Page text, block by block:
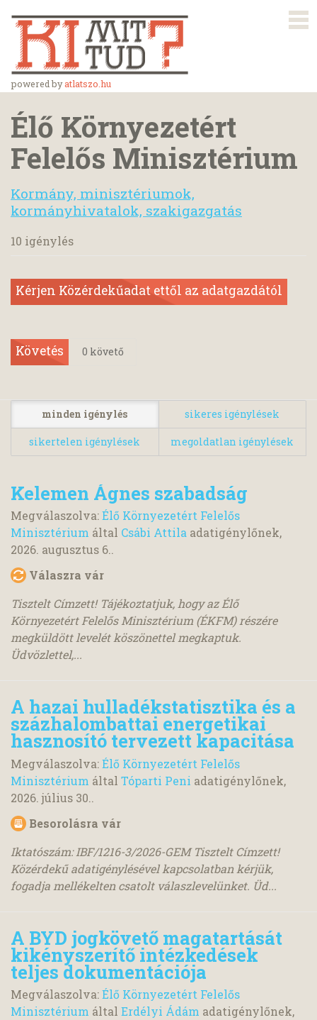
powered byatlatszo.hu
Élő Környezetért
Felelős Minisztérium
Kormány, minisztériumok,
kormányhivatalok, szakigazgatás
10 igénylés
Kérjen Közérdekűadat ettől az adatgazdától
Követés 0 követő
minden igénylés sikeres igénylések
sikertelen igénylések megoldatlan igénylések
Kelemen Ágnes szabadság
Megválaszolva:Élő Környezetért Felelős
Minisztérium által Csábi Attila adatigénylőnek,
2026. augusztus 6..
Válaszra vár
Tisztelt Címzett! Tájékoztatjuk, hogy az Élő
Környezetért Felelős Minisztérium (ÉKFM) részére
megküldött levelét köszönettel megkaptuk.
Üdvözlettel,...
A hazai hulladékstatisztika és a
százhalombattai energetikai
hasznosító tervezett kapacitása
Megválaszolva:Élő Környezetért Felelős
Minisztérium által Tóparti Peni adatigénylőnek,
2026. július 30..
Besorolásra vár
Iktatószám: IBF/1216-3/2026-GEM Tisztelt Címzett!
Közérdekű adatigénylésével kapcsolatban kérjük,
fogadja mellékelten csatolt válaszlevelünket. Üd...
A BYD jogkövető magatartását
kikényszerítő intézkedések
teljes dokumentációja
Megválaszolva:Élő Környezetért Felelős
Minisztérium által Erdélyi Ádám adatigénylőnek,